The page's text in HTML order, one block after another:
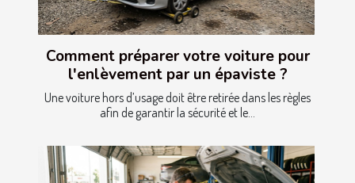
Comment préparer votre voiture pour
l'enlèvement par un épaviste ?
Une voiture hors d’usage doit être retirée dans les règles
afin de garantir la sécurité et le...